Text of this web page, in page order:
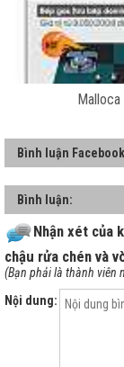
Bình luận
Bình luận:
Nhận xét của
chậu rửa chén và
(Bạn phải là thành viên
Nội dung: